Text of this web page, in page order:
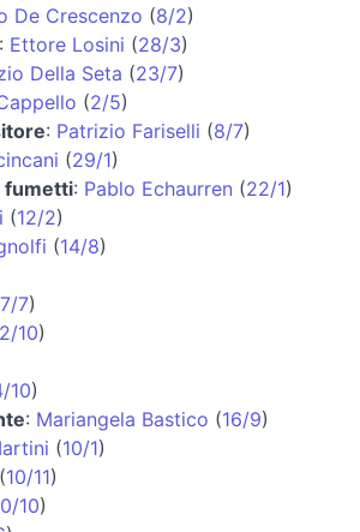
De Crescenzo (8/2)
: Ettore Losini (28/3)
Della Seta (23/7)
(2/5)
: Patrizio Fariselli (8/7)
(29/1)
fumetti: Pablo Echaurren (22/1)
(12/2)
(14/8)
7)
2/10)
10)
: Mariangela Bastico (16/9)
(10/1)
(10/11)
10)